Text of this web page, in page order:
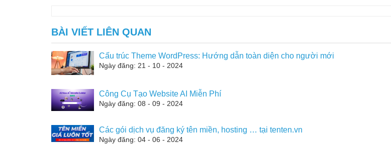
BÀI VIẾT LIÊN QUAN
Cấu trúc Theme WordPress: Hướng dẫn toàn diện cho người mới
Ngày đăng: 21 - 10 - 2024
Công Cụ Tạo Website AI Miễn Phí
Ngày đăng: 08 - 09 - 2024
Các gói dịch vụ đăng ký tên miền, hosting … tại tenten.vn
Ngày đăng: 04 - 06 - 2024